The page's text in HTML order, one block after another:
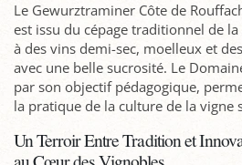
Le Gewurztraminer Côte de
est issu du cépage traditionnel de
à des vins demi-sec, moelleux et
avec une belle sucrosité. Le
par son objectif pédagogique,
la pratique de la culture de la vigne
Un Terroir Entre Tradition et